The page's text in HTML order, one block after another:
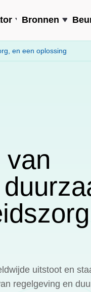
Bronnen
en een oplossing
van
uitstoot en
regelgeving en